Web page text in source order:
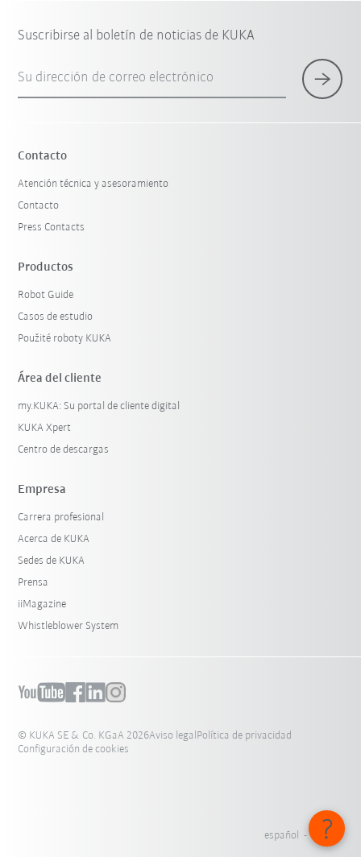
Suscribirse al boletín de noticias de KUKA
Su dirección de correo electrónico
Contacto
Atención técnica y asesoramiento
Contacto
Press Contacts
Productos
Robot Guide
Casos de estudio
Použité roboty KUKA
Área del cliente
my.KUKA: Su portal de cliente digital
KUKA Xpert
Centro de descargas
Empresa
Carrera profesional
Acerca de KUKA
Sedes de KUKA
Prensa
iiMagazine
Whistleblower System
© KUKA SE & Co. KGaA 2026Aviso legalPolítica de privacidad
Configuración de cookies
español - México